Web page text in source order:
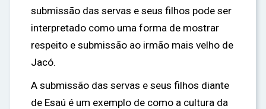
submissão das servas e seus filhos pode ser
interpretado como uma forma de mostrar
respeito e submissão ao irmão mais velho de
Jacó.
A submissão das servas e seus filhos diante
de Esaú é um exemplo de como a cultura da